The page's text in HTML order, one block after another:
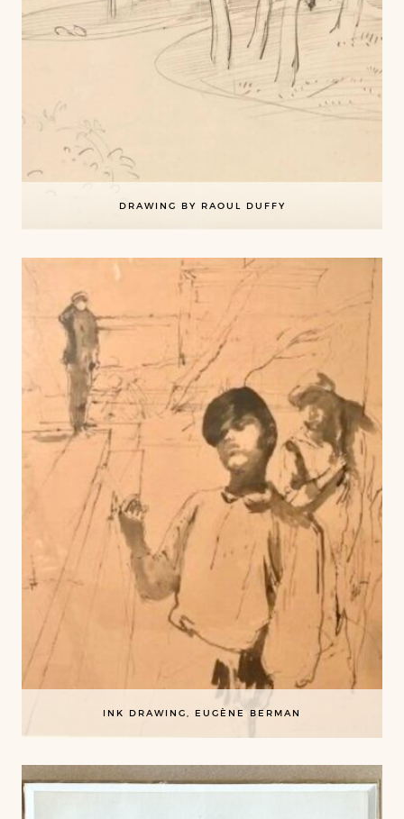
DRAWING BY RAOUL DUFFY
INK DRAWING, EUGÈNE BERMAN